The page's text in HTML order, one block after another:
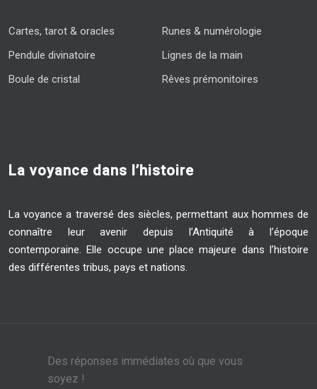
Cartes, tarot & oracles
Pendule divinatoire
Boule de cristal
Runes & numérologie
Lignes de la main
Rêves prémonitoires
La voyance dans l’histoire
La voyance a traversé des siècles, permettant aux hommes de
connaître leur avenir depuis l’Antiquité à l’époque
contemporaine. Elle occupe une place majeure dans l’histoire
des différentes tribus, pays et nations.
Des réponses immédiates où que vous
soyez !